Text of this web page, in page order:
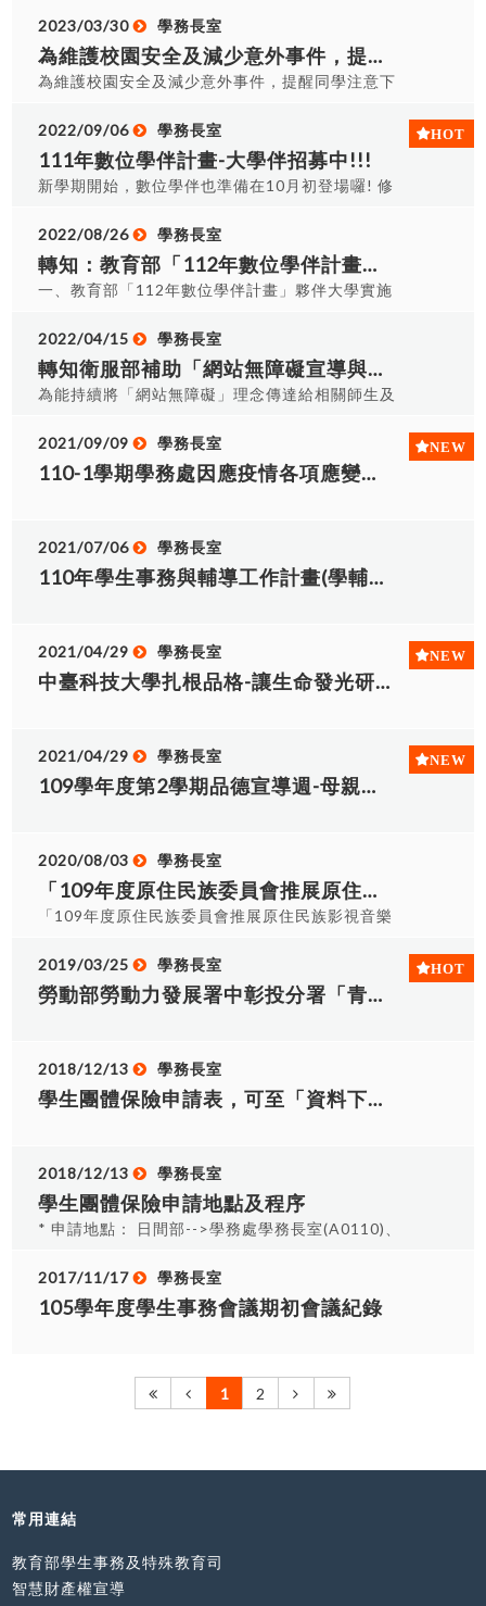
加權益，以有就業需求之應屆畢業生為優先，請於
報名期限內以e-mail傳送報名表(e-mail:
codoco2002@yahoo.com.tw)，並來電確認(04-
名順序決定錄取名單。 報名表及相關流程(詳情請
點選連結)
之一以上。 三、經查衛生福利部於新北市設有113
保護專線職缺，符合資格之視障應屆畢業生及校友
若有求職意願，可逕洽新北市政府勞工局，或由學
校提供名單，俾利推介輔導進用。
貼相關訊息鼓勵學生報名參與，給予就業知能的提
升 活動說明 : 一、近幾年因疫情衝擊對弱勢族群影
響更甚，許多面臨失業、減班或部分工時縮減等問
題，這當中不少是家中主要經濟來源者因而沒有收
入，面臨著突發性的經濟困境，而貧窮也伴隨著債
務議題更是雪上加霜，因此，若不了解後疫情時代
之就業市場趨勢及不熟悉就業資源網絡等等原因，
導致再次投入就業市場困難；以辦理一系列就業促
戶中有工作能力、經濟弱勢之求職者順利就業。
二、課程資訊： 日期 時間 項目 講座主題 授課講師
上課地點 7/4 (二) 13:00-17:00 4小時 就業 知能 求
務金金會台中分會 中港新航道2樓夾層會議室 (台中
市西屯區工業區一路2巷3號) 7/12 (三) 8:30-12:30
4小時 就業 知能 職場壓力釋放暨 疫後飯店人才需求
李宜蓉心理師 賀緹酒店人資 賀緹酒店 (台中市太平
區育賢路286號) 三、報名資訊： (一)報
名資格：臺中市政府112年列冊控管之低收入戶及
中低收入戶具工作能力求職者及其家屬、經濟弱勢
人： 陳小姐、林小姐 相關詳細資訊網址如下：
https://1catchjob.taichung.gov.tw/detail.aspx?
2023/03/30 學務長室
為維護校園安全及減少意外事件，提醒同學注意下列事項~
為維護校園安全及減少意外事件，提醒同學注意下
看、停。 勿點選不明簡訊網址，慎防詐騙，並提高
警覺。 參加聚會活動時，務必提高警覺並且不隨意
接受陌生人的物品及飲料。 參與登山或山野教育活
件或需學校協處之事件請撥校安專線
2022/09/06 學務長室
111年數位學伴計畫-大學伴招募中!!!
新學期開始，數位學伴也準備在10月初登場囉! 修
鄉學童，等待與新的哥哥姊姊們見面🧡 透過每週定
時、定點，1對1視訊課程再加一點點客製化教材 縮
短城鄉數位落差提升偏鄉學童的學習動機，落實大
願、有熱情，即使是大一新鮮人，也絕對沒問題! 大
學伴招募Join us! 學伴福利: 每堂課90分鐘可領獎
助金504元 抵免校內/外服務學習時數 全勤服務證書
免費參加相見歡活動 如有相關問題請洽圖資處
問。 報名詳情&聯絡方式請點連結：
https://linktr.ee/etutorbyhust104
2022/08/26 學務長室
轉知：教育部「112年數位學伴計畫」夥伴大學實施計畫，即日起至10/20日止開放申請！
一、教育部「112年數位學伴計畫」夥伴大學實施
長於期限內備齊文件函報教育部。二、數位學伴計
畫採一校一計畫之申請模式，因111年計畫目前仍
執行中（計畫主持人：姜文忠副教授），若有意申
聯絡，亦請師長事先了解數位學伴計畫基本作業並
共擬相關計畫書，以利本案於10/20前完成計畫申
請事宜。三、數位學伴申請公告連結：
2022/04/15 學務長室
轉知衛服部補助「網站無障礙宣導與推廣活動」歡迎對無障礙網頁設計議題有興趣之師生參考。
為能持續將「網站無障礙」理念傳達給相關師生及
專院校、高中職以下學校辦理講座或相關課程之機
會，由社團法人台灣數位有聲書推展學遴派視障電
腦講師與學校師生共同研討「網站無障礙」相關議
法，請點我
2021/09/09 學務長室
110-1學期學務處因應疫情各項應變措施公告
2021/07/06 學務長室
110年學生事務與輔導工作計畫(學輔經費)公告
2021/04/29 學務長室
中臺科技大學扎根品格-讓生命發光研討會，歡迎本校學務人員及教師 (含導師)報名參與。
2021/04/29 學務長室
109學年度第2學期品德宣導週-母親節感恩活動
2020/08/03 學務長室
「109年度原住民族委員會推展原住民族影視音樂文化創意產業補助案」10月1日起開始受理申請
「109年度原住民族委員會推展原住民族影視音樂
住民族委員會為促進原住民族電影、電視及音樂文
化創意產業之發展，及鼓勵原住民族影視及音樂文
化創意人才，製作具原住民族歷史、文化、藝術內
影視音樂文化創意產業補助計畫。 109年度計畫自
108年10月1日起至10月31日止受理申請，受理計
畫類型包括原住民族電影片劇本開發、新製原住民
作錄製及行銷以及原住民族影視及音樂作品創意行
銷等六項，補助金額自新臺幣60萬至300萬元，歡
迎有志於原住民族影視音樂創作的朋友踴躍提案，
原民會表示，為鼓勵原住民族影視及音樂
文化創意人才，製作具原住民族歷史、文化、藝術
內涵及市場價值之作品，自100年起開始推動「原
19個原住民族電視節目製作、近80張原住民族音樂
應協助、獎勵及補助電影、電視、廣告及廣播使用
影、電視、紀錄片及音樂專輯等作品使用原住民族
語言，於108年7月24日增列「使用原住民族語言比
2019/03/25 學務長室
勞動部勞動力發展署中彰投分署「青年就業旗艦計畫」
2018/12/13 學務長室
學生團體保險申請表，可至「資料下載區」下載使用
2018/12/13 學務長室
學生團體保險申請地點及程序
* 申請地點： 日間部-->學務處學務長室(A0110)、
進專-->進修學院辦公室 * 聯絡電話：04-
24961100轉分機日間部--6209 進修部6213 進修
學院/進專6521 * 學生團體保險辦理流程 需要保險
位登錄資料與蓋章-->每週禮拜四保險公司人員到校
欲申請理賠可利用親送或郵寄方式申請，請郵寄至
學生團體保險。 * 申請保險小叮嚀 1.申請保險請攜
影印本，請至就診醫院蓋<醫院證明章>。 3.申請學
生若<未滿20歲>，申請書需請法定代理人簽名。 4.
2017/11/17 學務長室
105學年度學生事務會議期初會議紀錄
1 2
常用連結
教育部學生事務及特殊教育司
智慧財產權宣導